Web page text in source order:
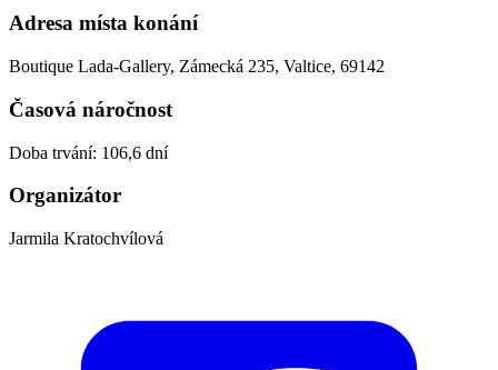
Adresa místa konání
Boutique Lada-Gallery, Zámecká 235, Valtice, 69142
Časová náročnost
Doba trvání: 106,6 dní
Organizátor
Jarmila Kratochvílová